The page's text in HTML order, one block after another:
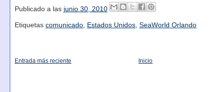
Publicado a las junio 30, 2010
Etiquetas comunicado, Estados Unidos, SeaWorld Orlando
Entrada más reciente Inicio